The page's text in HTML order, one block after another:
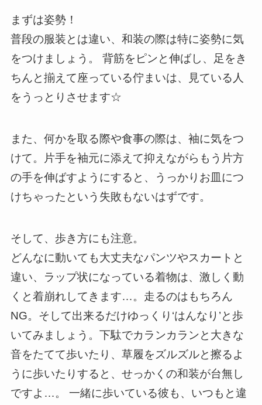
まずは姿勢！
普段の服装とは違い、和装の際は特に姿勢に気
をつけましょう。 背筋をピンと伸ばし、足をき
ちんと揃えて座っている佇まいは、見ている人
をうっとりさせます☆
また、何かを取る際や食事の際は、袖に気をつ
けて。片手を袖元に添えて抑えながらもう片方
の手を伸ばすようにすると、うっかりお皿につ
けちゃったという失敗もないはずです。
そして、歩き方にも注意。
どんなに動いても大丈夫なパンツやスカートと
違い、ラップ状になっている着物は、激しく動
くと着崩れしてきます…。走るのはもちろん
NG。そして出来るだけゆっくり‘はんなり’と歩
いてみましょう。下駄でカランカランと大きな
音をたてて歩いたり、草履をズルズルと擦るよ
うに歩いたりすると、せっかくの和装が台無し
ですよ…。 一緒に歩いている彼も、いつもと違